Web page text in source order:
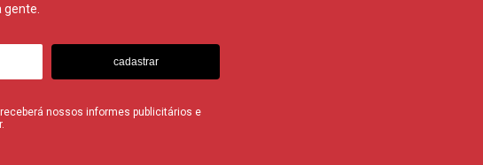
cadastrar
nossos informes publicitários e